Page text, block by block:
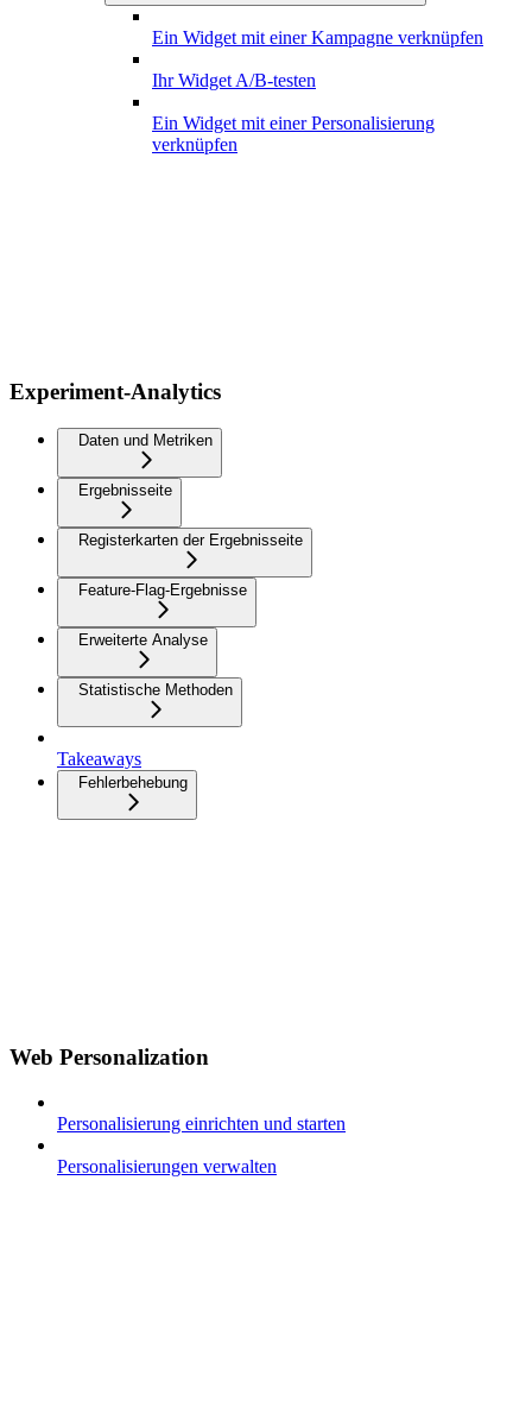
Ein Widget mit einer Kampagne verknüpfen
Ihr Widget A/B-testen
Ein Widget mit einer Personalisierung
verknüpfen
Experiment-Analytics
Daten und Metriken
Ergebnisseite
Registerkarten der Ergebnisseite
Feature-Flag-Ergebnisse
Erweiterte Analyse
Statistische Methoden
Takeaways
Fehlerbehebung
Web Personalization
Personalisierung einrichten und starten
Personalisierungen verwalten